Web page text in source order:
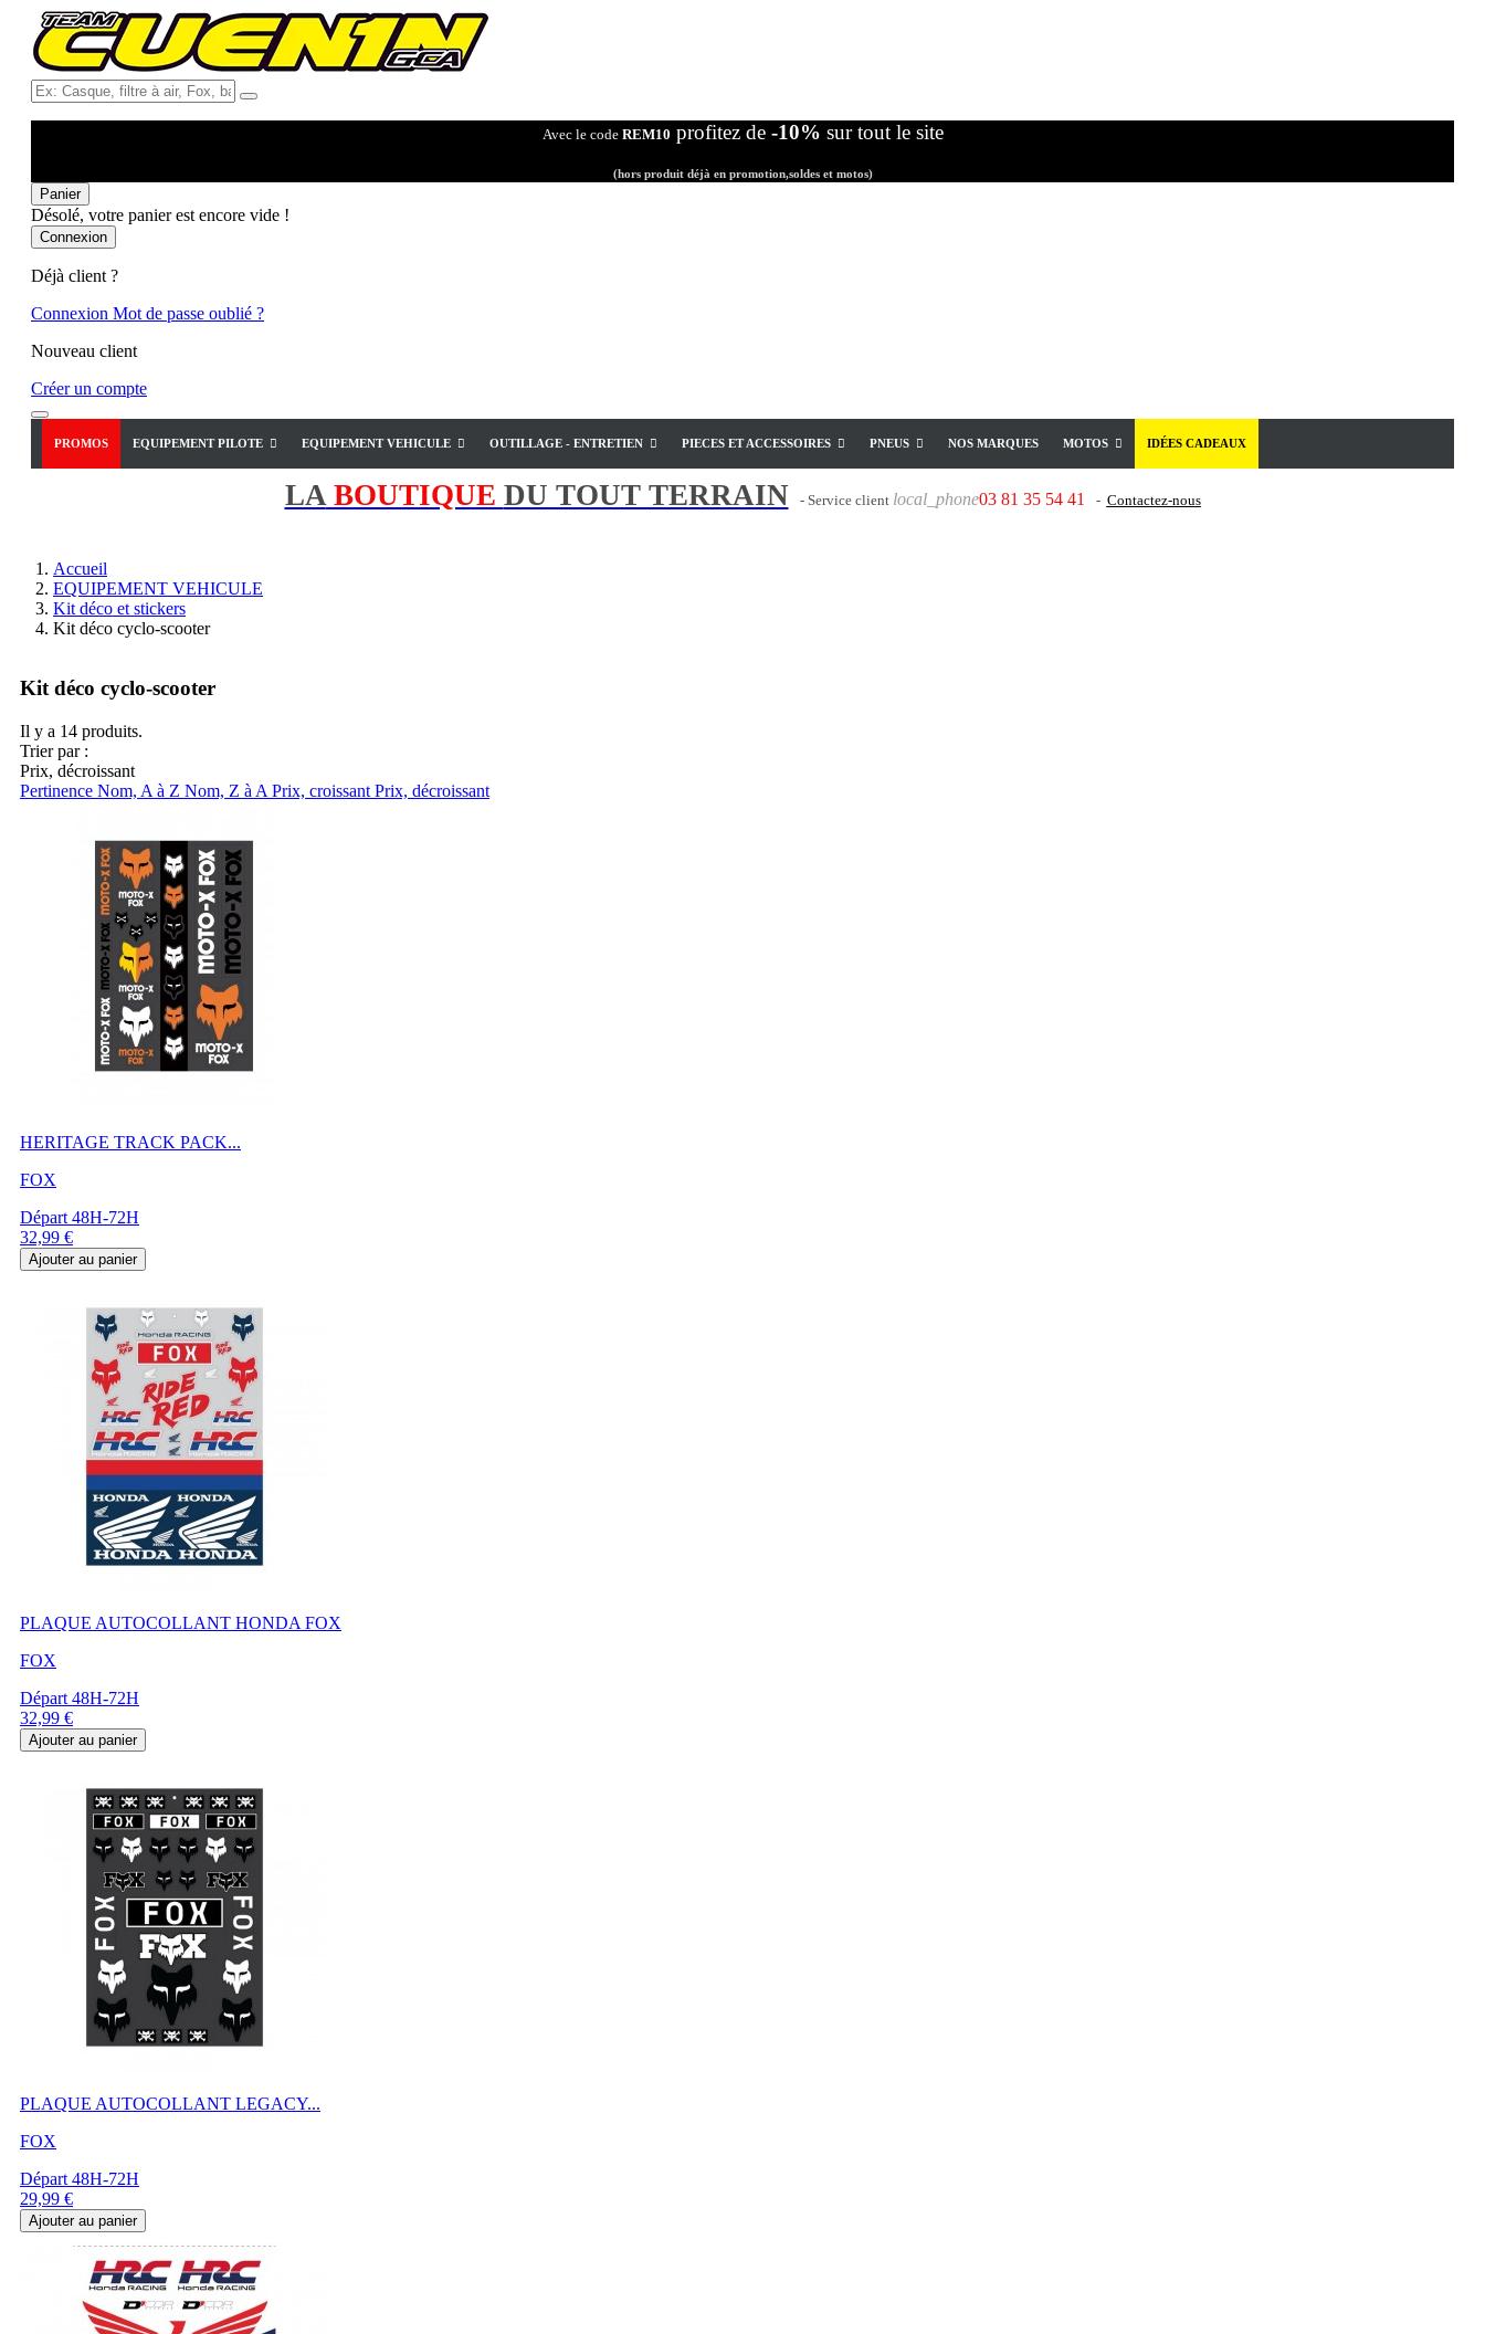
Ex:
Casque,
Fox,
...
Avec le code REM10 profitez de -10% sur tout le site
(hors produit déjà en promotion,soldes et motos)
Panier
Désolé, votre panier est encore vide !
Connexion
Déjà client ?
Connexion Mot de passe oublié ?
Nouveau client
Créer un compte
PROMOS EQUIPEMENT PILOTE EQUIPEMENT VEHICULE OUTILLAGE - ENTRETIEN PIECES ET ACCESSOIRES PNEUS NOS MARQUES MOTOS IDÉES CADEAUX
LABOUTIQUE DU TOUT TERRAIN - Service client local_phone03 81 35 54 41 - Contactez-nous
Accueil
EQUIPEMENT VEHICULE
Kit déco et stickers
Kit déco cyclo-scooter
Kit déco cyclo-scooter
Il y a 14 produits.
Trier par :
Prix, décroissant
Pertinence Nom, A à Z Nom, Z à A Prix, croissant Prix, décroissant
HERITAGE TRACK PACK...
FOX
Départ 48H-72H
Prix
32,99 €
Ajouter au panier
PLAQUE AUTOCOLLANT HONDA FOX
FOX
Départ 48H-72H
Prix
32,99 €
Ajouter au panier
PLAQUE AUTOCOLLANT LEGACY...
FOX
Départ 48H-72H
Prix
29,99 €
Ajouter au panier